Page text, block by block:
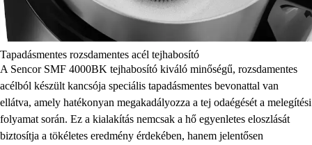
Tapadásmentes rozsdamentes acél tejhabosító
A Sencor SMF 4000BK tejhabosító kiváló minőségű, rozsdamentes
acélból készült kancsója speciális tapadásmentes bevonattal van
ellátva, amely hatékonyan megakadályozza a tej odaégését a melegítési
folyamat során. Ez a kialakítás nemcsak a hő egyenletes eloszlását
biztosítja a tökéletes eredmény érdekében, hanem jelentősen